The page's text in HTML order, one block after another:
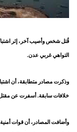
قُتل شخص وأصيب آخر، إثر
التواهي غربي عدن.
وذكرت مصادر متطابقة، أن
خلافات سابقة. أسفرت عن
وأضافت المصادر، أن قوات